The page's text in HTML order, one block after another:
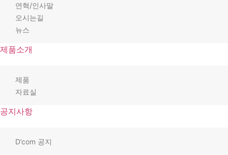
연혁/인사말
오시는길
뉴스
제품소개
제품
자료실
공지사항
D’com 공지